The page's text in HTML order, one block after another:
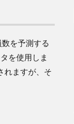
を予測する
を使用しま
れますが、そ